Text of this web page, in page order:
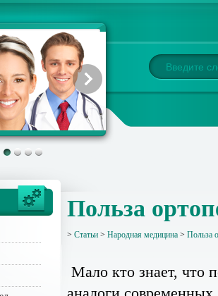
Польза
> Статьи > Народная медицина > Польза
Мало кто знает, что